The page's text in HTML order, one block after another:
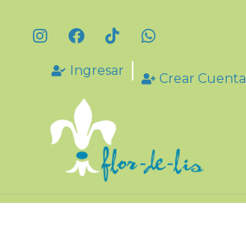
Ingresar
Crear Cuenta